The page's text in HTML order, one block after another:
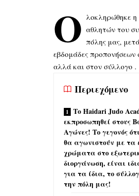
Ο λοκληρώθηκε η
αθλητών του
πόλης μας,
εβδομάδες προπονήσεων
αλλά και στον σύλλογο .
Περιεχόμενο
Το Haidari Judo
εκπροσωπηθεί στους
Αγώνες! Το γεγονός
θα αγωνιστούν με τα
χρώματα στο
διοργάνωση, είναι
για τα ίδια, το
την πόλη μας!